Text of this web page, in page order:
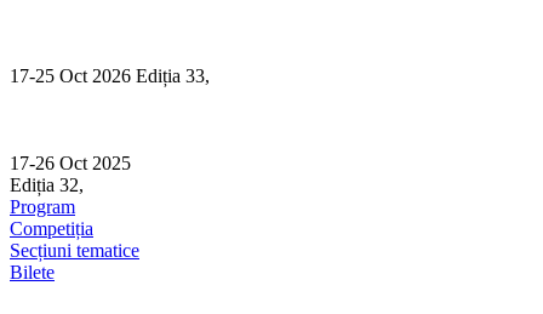
17-25 Oct 2026 Ediția 33,
17-26 Oct 2025
Ediția 32,
Program
Competiția
Secțiuni tematice
Bilete